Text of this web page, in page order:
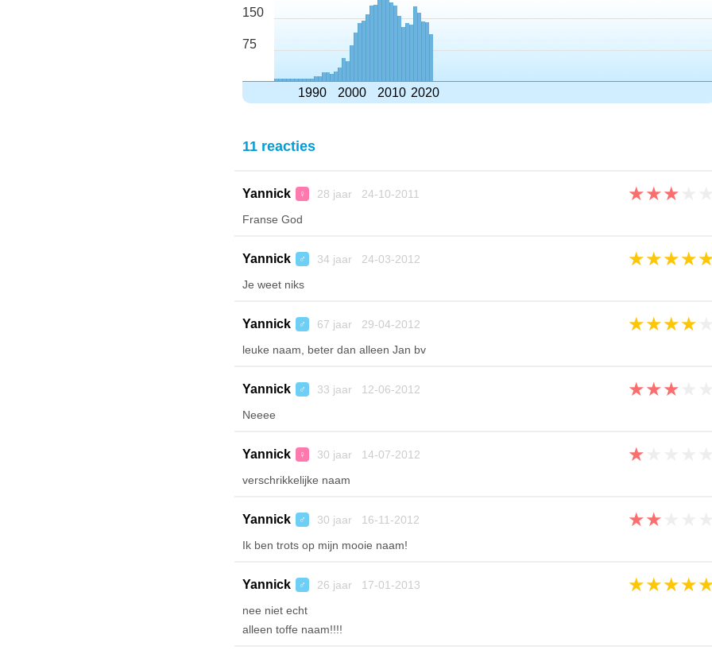
150
75
1990 2000 2010 2020
11 reacties
Yannick ♀ 28 jaar 24-10-2011 ★★★
Franse God
Yannick ♂ 34 jaar 24-03-2012 ★★★★
Je weet niks
Yannick ♂ 67 jaar 29-04-2012 ★★★★
leuke naam, beter dan alleen Jan bv
Yannick ♂ 33 jaar 12-06-2012 ★★★
Neeee
Yannick ♀ 30 jaar 14-07-2012 ★
verschrikkelijke naam
Yannick ♂ 30 jaar 16-11-2012 ★★
Ik ben trots op mijn mooie naam!
Yannick ♂ 26 jaar 17-01-2013 ★★★★
nee niet echt
alleen toffe naam!!!!